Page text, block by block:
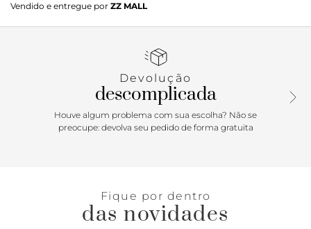
formato compacto, retangular e acabamento em tressê.
Traz alça lateral fina com regulagem e corrente frontal em
ganchos nas laterais. Possui fecho superior em zíper
Vendido e entregue por ZZ MALL
Devolução
descomplicada
Houve algum problema com sua escolha? Não se
preocupe: devolva seu pedido de forma gratuita
Fique por dentro
das novidades